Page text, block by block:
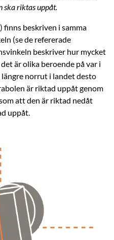
ska riktas uppåt.
beskriven i samma
(se de refererade
beskriver hur mycket
är olika beroende på var i
norrut i landet desto
är riktad uppåt genom
att den är riktad nedåt
uppåt.